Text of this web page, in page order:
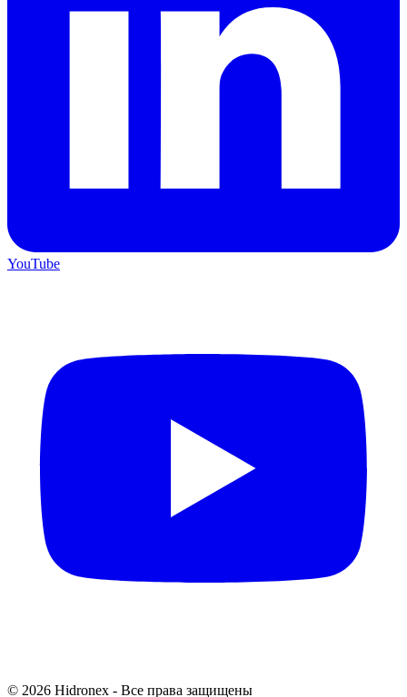
YouTube
© 2026 Hidronex - Все права защищены